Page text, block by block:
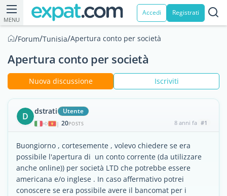
MENU
Accedi Registrati
/Forum/Tunisia/Apertura conto per società
Apertura conto per società
Nuova discussione Iscriviti
D dstrati Utente
| 20POSTS 8 anni fa #1
Buongiorno , cortesemente , volevo chiedere se era
possibile l'apertura di un conto corrente (da utilizzare
anche online)) per società LTD che potrebbe essere
americana e/o inglese . In caso affermativo potrei
conoscere se era possibile avere il bancomat per i